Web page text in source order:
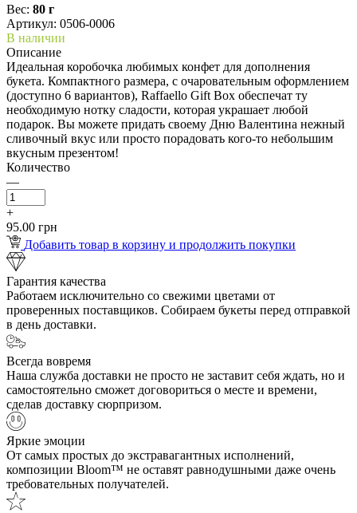
Вес: 80 г
Артикул: 0506-0006
В наличии
Описание
Идеальная коробочка любимых конфет для дополнения
букета. Компактного размера, с очаровательным оформлением
(доступно 6 вариантов), Raffaello Gift Box обеспечат ту
необходимую нотку сладости, которая украшает любой
подарок. Вы можете придать своему Дню Валентина нежный
сливочный вкус или просто порадовать кого-то небольшим
вкусным презентом!
Количество
—
+
95.00 грн
Добавить товар в корзину и продолжить покупки
Гарантия качества
Работаем исключительно со свежими цветами от
проверенных поставщиков. Собираем букеты перед отправкой
в день доставки.
Всегда вовремя
Наша служба доставки не просто не заставит себя ждать, но и
самостоятельно сможет договориться о месте и времени,
сделав доставку сюрпризом.
Яркие эмоции
От самых простых до экстравагантных исполнений,
композиции Bloom™ не оставят равнодушными даже очень
требовательных получателей.